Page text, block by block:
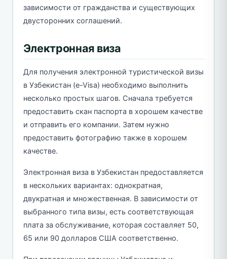
зависимости от гражданства и существующих
двусторонних соглашений.
Электронная виза
Для получения электронной туристической визы
в Узбекистан (e-Visa) необходимо выполнить
несколько простых шагов. Сначала требуется
предоставить скан паспорта в хорошем качестве
и отправить его компании. Затем нужно
предоставить фотографию также в хорошем
качестве.
Электронная виза в Узбекистан предоставляется
в нескольких вариантах: однократная,
двукратная и множественная. В зависимости от
выбранного типа визы, есть соответствующая
плата за обслуживание, которая составляет 50,
65 или 90 долларов США соответственно.